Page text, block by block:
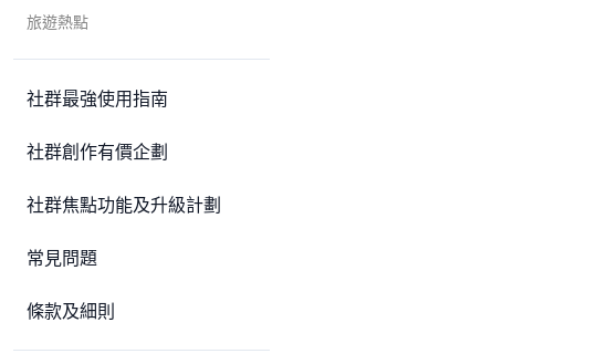
旅遊熱點
社群最強使用指南
社群創作有價企劃
社群焦點功能及升級計劃
常見問題
條款及細則